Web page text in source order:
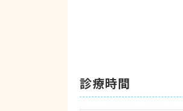
診療時間